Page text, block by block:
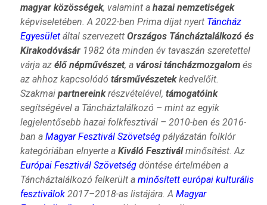
magyar közösségek, valamint a hazai nemzetiségek
képviseletében. A 2022-ben Prima díjat nyert Táncház
Egyesületáltal szervezett Országos Táncháztalálkozó és
Kirakodóvásár1982 óta minden év tavaszán szeretettel
várja az élő népművészet, a városi táncházmozgalomés
az ahhoz kapcsolódó társművészetekkedvelőit.
Szakmai partnereinkrészvételével, támogatóink
segítségével a Táncháztalálkozó – mint az egyik
legjelentősebb hazai folkfesztivál – 2010-ben és 2016-
ban a Magyar Fesztivál Szövetségpályázatán folklór
kategóriában elnyerte a Kiváló Fesztiválminősítést. Az
Európai Fesztivál Szövetség döntése értelmében a
Táncháztalálkozó felkerült a minősített európai kulturális
fesztiválok 2017–2018-as listájára. A Magyar